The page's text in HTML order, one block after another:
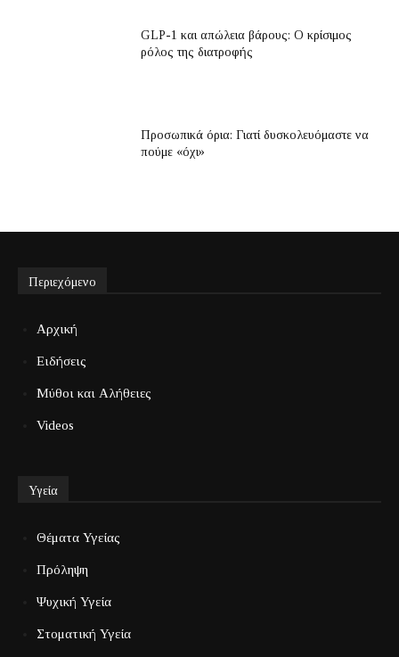
GLP-1 και απώλεια βάρους: Ο κρίσιμος
ρόλος της διατροφής
Προσωπικά όρια: Γιατί δυσκολευόμαστε να
πούμε «όχι»
Περιεχόμενο
Αρχική
Ειδήσεις
Μύθοι και Αλήθειες
Videos
Υγεία
Θέματα Υγείας
Πρόληψη
Ψυχική Υγεία
Στοματική Υγεία